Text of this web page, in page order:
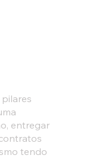
entregar
tendo